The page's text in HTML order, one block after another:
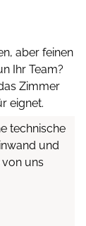
aber feinen
Ihr Team?
Zimmer
eignet.
technische
und
von uns